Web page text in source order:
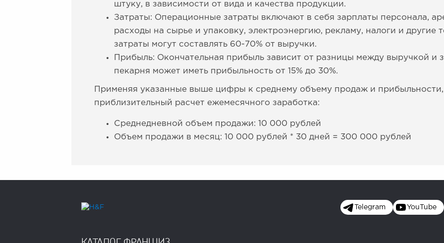
штуку, в зависимости от вида и качества продукции.
Затраты: Операционные затраты включают в себя зарплаты персонала,
расходы на сырье и упаковку, электроэнергию, рекламу, налоги и другие
затраты могут составлять 60-70% от выручки.
Прибыль: Окончательная прибыль зависит от разницы между выручкой и
пекарня может иметь прибыльность от 15% до 30%.
Применяя указанные выше цифры к среднему объему продаж и
приблизительный расчет ежемесячного заработка:
Среднедневной объем продажи: 10 000 рублей
Объем продажи в месяц: 10 000 рублей * 30 дней = 300 000 рублей
Telegram YouTube